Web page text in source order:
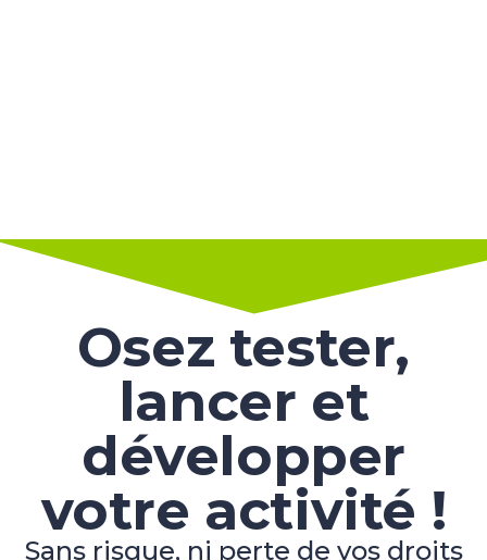
Osez tester,
lancer et
développer
votre activité !
Sans risque, ni perte de vos droits